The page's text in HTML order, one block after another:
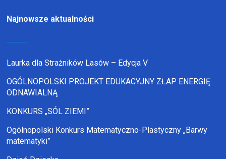
Najnowsze aktualności
Laurka dla Strażników Lasów – Edycja V
OGÓLNOPOLSKI PROJEKT EDUKACYJNY ZŁAP ENERGIĘ
ODNAWIALNĄ
KONKURS „SÓL ZIEMI”
Ogólnopolski Konkurs Matematyczno-Plastyczny „Barwy
matematyki”